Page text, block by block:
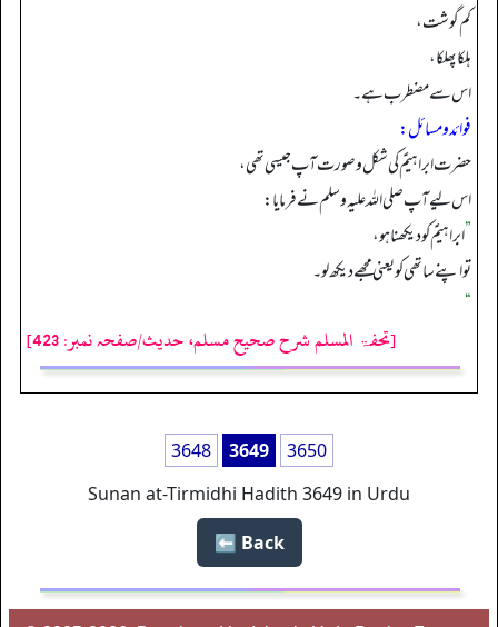
کم گوشت،
ہلکا پھلکا،
اس سے مضطرب ہے۔
فوائد ومسائل:
حضرت ابراہیمؑ کی شکل وصورت آپ جیسی تھی،
اس لیے آپ صلی اللہ علیہ وسلم نے فرمایا:
”ابراہیمؑ کو دیکھنا ہو،
تو اپنے ساتھی کو یعنی مجھے دیکھ لو۔
“
[تحفۃ المسلم شرح صحیح مسلم، حدیث/صفحہ نمبر: 423]
3648 3649
3650
Sunan at-Tirmidhi Hadith 3649 in Urdu
Back ⬅️